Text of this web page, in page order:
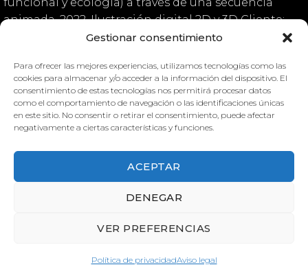
Gestionar consentimiento
Para ofrecer las mejores experiencias, utilizamos tecnologías como las
cookies para almacenar y/o acceder a la información del dispositivo. El
consentimiento de estas tecnologías nos permitirá procesar datos
como el comportamiento de navegación o las identificaciones únicas
en este sitio. No consentir o retirar el consentimiento, puede afectar
negativamente a ciertas características y funciones.
ACEPTAR
DENEGAR
VER PREFERENCIAS
Política de privacidadAviso legal
animada. 2022. Ilustración digital 2D y 3D Cliente:
Macrofun Research Group, Universitat de València
Macrofun Landing
MACROFUN LANDING MACROFUN LANDING